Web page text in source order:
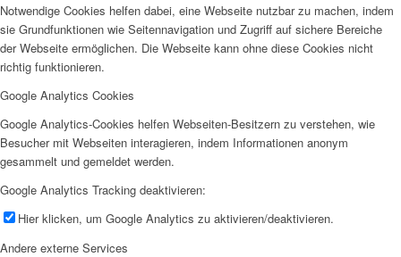
Notwendige Cookies helfen dabei, eine Webseite nutzbar zu machen, indem
sie Grundfunktionen wie Seitennavigation und Zugriff auf sichere Bereiche
der Webseite ermöglichen. Die Webseite kann ohne diese Cookies nicht
richtig funktionieren.
Google Analytics Cookies
Google Analytics-Cookies helfen Webseiten-Besitzern zu verstehen, wie
Besucher mit Webseiten interagieren, indem Informationen anonym
gesammelt und gemeldet werden.
Google Analytics Tracking deaktivieren:
Hier klicken, um Google Analytics zu aktivieren/deaktivieren.
Andere externe Services